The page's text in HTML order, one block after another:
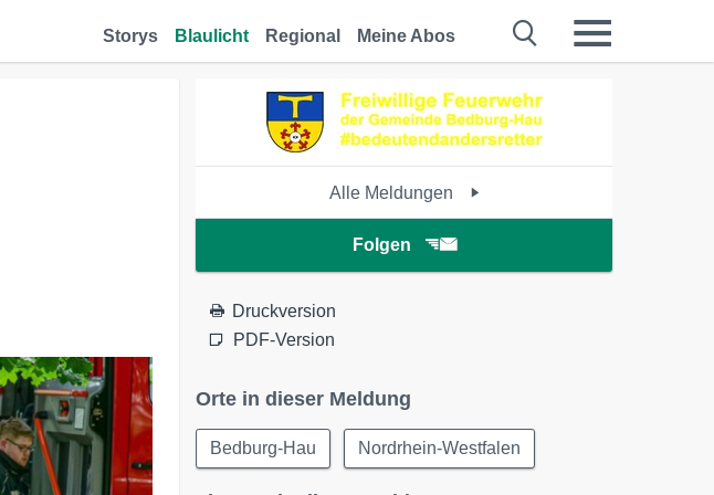
Storys Blaulicht Regional Meine Abos
Alle Meldungen
Folgen
Druckversion
PDF-Version
Orte in dieser Meldung
Bedburg-Hau Nordrhein-Westfalen